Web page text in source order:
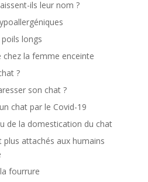
ils leur nom ?
longs
la femme enceinte
?
son chat ?
chat par le Covid-19
de la domestication du chat
attachés aux humains
fourrure